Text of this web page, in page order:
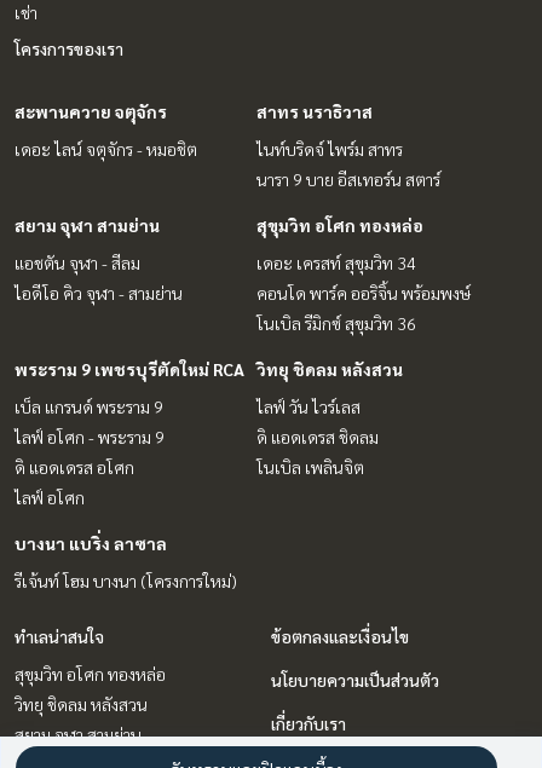
เช่า
โครงการของเรา
สะพานควาย จตุจักร
เดอะ ไลน์ จตุจักร - หมอชิต
สาทร นราธิวาส
ไนท์บริดจ์ ไพร์ม สาทร
นารา 9 บาย อีสเทอร์น สตาร์
สยาม จุฬา สามย่าน
แอชตัน จุฬา - สีลม
ไอดีโอ คิว จุฬา - สามย่าน
สุขุมวิท อโศก ทองหล่อ
เดอะ เครสท์ สุขุมวิท 34
คอนโด พาร์ค ออริจิ้น พร้อมพงษ์
โนเบิล รีมิกซ์ สุขุมวิท 36
พระราม 9 เพชรบุรีตัดใหม่ RCA
เบ็ล แกรนด์ พระราม 9
ไลฟ์ อโศก - พระราม 9
ดิ แอดเดรส อโศก
ไลฟ์ อโศก
วิทยุ ชิดลม หลังสวน
ไลฟ์ วัน ไวร์เลส
ดิ แอดเดรส ชิดลม
โนเบิล เพลินจิต
บางนา แบริ่ง ลาซาล
รีเจ้นท์ โฮม บางนา (โครงการใหม่)
ทำเลน่าสนใจ
สุขุมวิท อโศก ทองหล่อ
วิทยุ ชิดลม หลังสวน
สยาม จุฬา สามย่าน
ข้อตกลงและเงื่อนไข
นโยบายความเป็นส่วนตัว
เกี่ยวกับเรา